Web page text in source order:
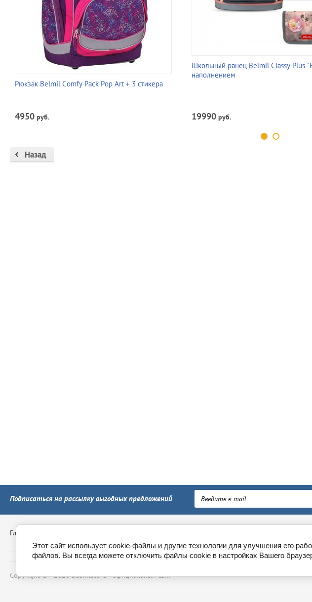
Рюкзак Belmil Comfy Pack Pop Art + 3 стикера
4950 руб.
Школьный ранец Belmil Classy Plus
наполнением
19990 руб.
Назад
Подписаться на рассылку выгодных предложений
Главная
Copyright © - 2026 BelmilStore - официальный сайт
Этот сайт использует cookie-файлы и другие технологии для улучшения его
файлов. Вы всегда можете отключить файлы cookie в настройках Вашего